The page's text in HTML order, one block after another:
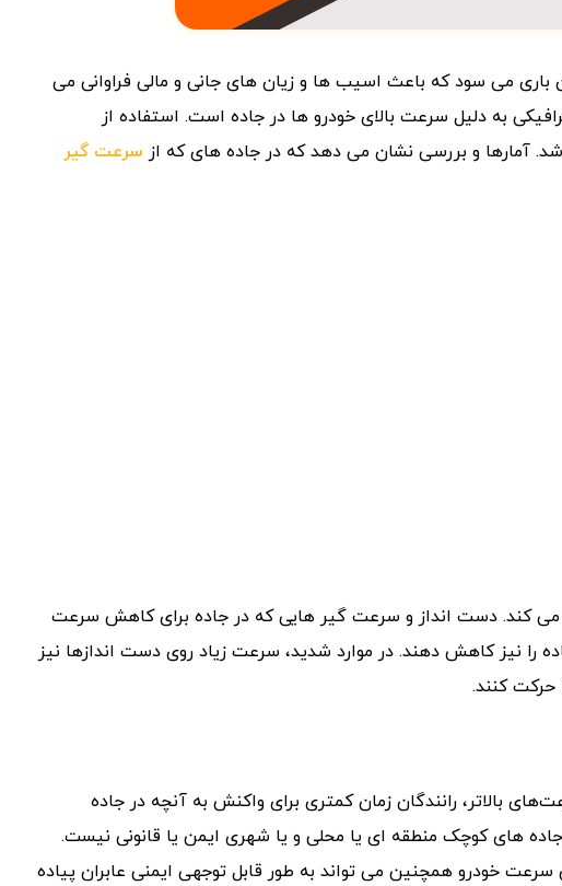
می سود که باعث اسیب ها و زیان های جانی و مالی فراوانی می
به دلیل سرعت بالای خودرو ها در جاده است. استفاده از
آمارها و بررسی نشان می دهد که در جاده های که از سرعت گیر
می کند. دست انداز و سرعت گیر هایی که در جاده برای کاهش سرعت
را نیز کاهش دهند. در موارد شدید، سرعت زیاد روی دست اندازها نیز
حرکت کنند.
بالاتر، رانندگان زمان کمتری برای واکنش به آنچه در جاده
جاده های کوچک منطقه ای یا محلی و یا شهری ایمن یا قانونی نیست.
خودرو همچنین می تواند به طور قابل توجهی ایمنی عابران پیاده